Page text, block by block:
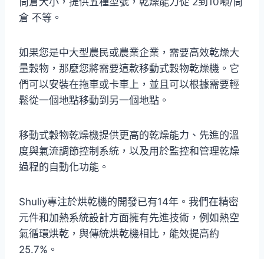
倉 不等。
如果您是中大型農民或農業企業，需要高效乾燥大
量穀物，那麼您將需要這款移動式穀物乾燥機。它
們可以安裝在拖車或卡車上，並且可以根據需要輕
鬆從一個地點移動到另一個地點。
移動式穀物乾燥機提供更高的乾燥能力、先進的溫
度與氣流調節控制系統，以及用於監控和管理乾燥
過程的自動化功能。
Shuliy專注於烘乾機的開發已有14年。我們在精密
元件和加熱系統設計方面擁有先進技術，例如熱空
氣循環烘乾，與傳統烘乾機相比，能效提高約
25.7%。